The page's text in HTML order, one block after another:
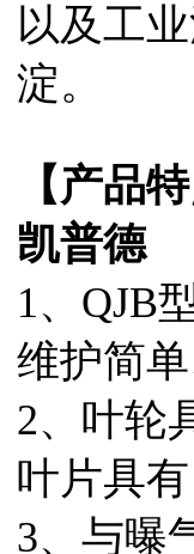
以及工
淀。
【产品
凯普德
1、QJB
维护简
2、叶轮
叶片具
3、与曝